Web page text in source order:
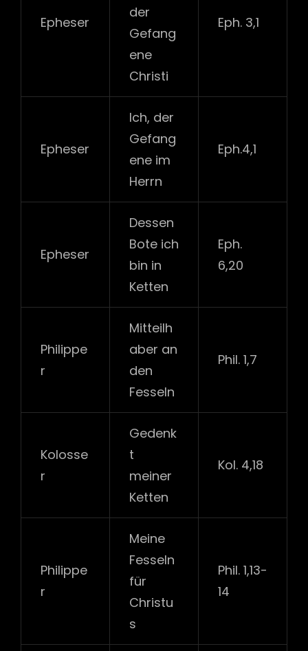
Epheser
der
Gefang
ene
Christi
Eph. 3,1
Epheser
Ich, der
Gefang
ene im
Herrn
Eph.4,1
Epheser
Dessen
Bote ich
bin in
Ketten
Eph.
6,20
Philippe
r
Mitteilh
aber an
den
Fesseln
Phil. 1,7
Kolosse
r
Gedenk
t
meiner
Ketten
Kol. 4,18
Philippe
r
Meine
Fesseln
für
Christu
s
Phil. 1,13-
14